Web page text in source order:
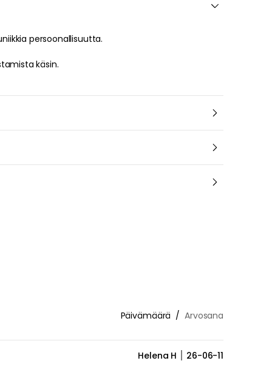
persoonallisuutta.
käsin.
Päivämäärä Arvosana
Helena H 26-06-11